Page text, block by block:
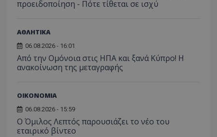
προειδοποίηση - Πότε τίθεται σε ισχύ
ΑΘΛΗΤΙΚΑ
06.08.2026 - 16:01
Από την Ομόνοια στις ΗΠΑ και ξανά Κύπρο! Η
ανακοίνωση της μεταγραφής
ΟΙΚΟΝΟΜΙΑ
06.08.2026 - 15:59
Ο Όμιλος Λεπτός παρουσιάζει το νέο του
εταιρικό βίντεο
Ονοματεπώνυμο
Προμηθευτής
ASP.NET_SessionId
Microsoft Corporation